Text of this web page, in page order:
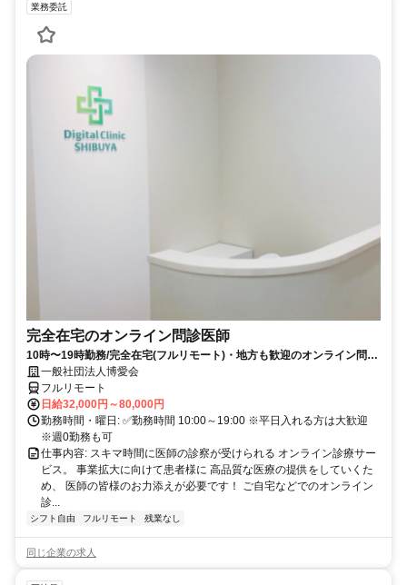
業務委託
完全在宅のオンライン問診医師
10時〜19時勤務/完全在宅(フルリモート)・地方も歓迎のオンライン問診
業務一般社団法人博愛会
フルリモート
日給32,000円～80,000円
勤務時間・曜日: ✅勤務時間 10:00～19:00 ※平日入れる方は大歓迎
※週0勤務も可
仕事内容: スキマ時間に医師の診察が受けられる オンライン診療サー
ビス。 事業拡大に向けて患者様に 高品質な医療の提供をしていくた
め、 医師の皆様のお力添えが必要です！ ご自宅などでのオンライン
診...
シフト自由 フルリモート 残業なし
同じ企業の求人